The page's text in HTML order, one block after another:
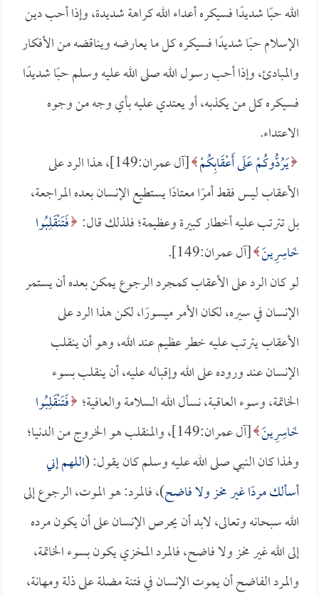
الله حبًا شديدًا فسيكره أعداء الله كراهة شديدة، وإذا أحب دين
الإسلام حبًا شديدًا فسيكره كل ما يعارضه ويناقضه من الأفكار
والمبادئ، وإذا أحب رسول الله صلى الله عليه وسلم حبًا شديدًا
فسيكره كل من يكذبه، أو يعتدي عليه بأي وجه من وجوه
الاعتداء.
يَرُدُّوكُمْ عَلَى أَعْقَابِكُمْ
[آل عمران:149]، هذا الرد على
الأعقاب ليس فقط أمرًا معتادًا يستطيع الإنسان بعده المراجعة،
بل تترتب عليه أخطار كبيرة وعظيمة؛ فلذلك قال: فَتَنْقَلِبُوا
خَاسِرِينَ [آل عمران:149].
لو كان الرد على الأعقاب كمجرد الرجوع يمكن بعده أن يستمر
الإنسان في سيره، لكان الأمر ميسورًا، لكن هذا الرد على
الأعقاب يترتب عليه خطر عظيم عند الله، وهو أن ينقلب
الإنسان عند وروده على الله وإقباله عليه، أن ينقلب بسوء
الخاتمة، وسوء العاقبة، نسأل الله السلامة والعافية؛ فَتَنْقَلِبُوا
خَاسِرِينَ
[آل عمران:149]، والمنقلب هو الخروج من الدنيا؛
ولهذا كان النبي صلى الله عليه وسلم كان يقول: (اللهم إني
أسألك مردًا غير مخز ولا فاضح)، فالمرد: هو الموت، الرجوع إلى
الله سبحانه وتعالى، لابد أن يحرص الإنسان على أن يكون مرده
إلى الله غير مخز ولا فاضح، فالمرد المخزي يكون بسوء الخاتمة،
والمرد الفاضح أن يموت الإنسان في فتنة مضلة على ذلة ومهانة،